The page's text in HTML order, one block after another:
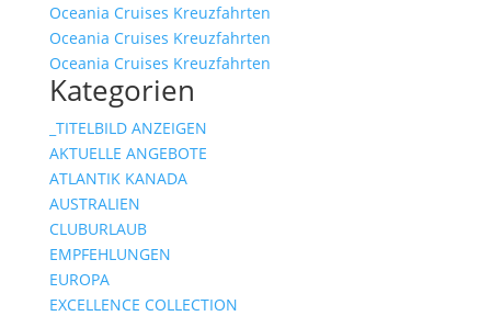
Oceania Cruises Kreuzfahrten
Oceania Cruises Kreuzfahrten
Oceania Cruises Kreuzfahrten
Kategorien
_TITELBILD ANZEIGEN
AKTUELLE ANGEBOTE
ATLANTIK KANADA
AUSTRALIEN
CLUBURLAUB
EMPFEHLUNGEN
EUROPA
EXCELLENCE COLLECTION